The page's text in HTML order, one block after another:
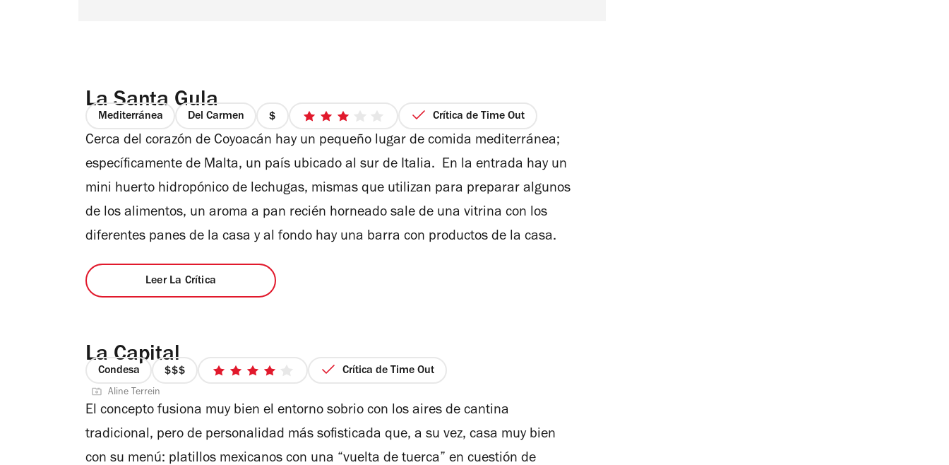
La Santa Gula
Mediterránea Del Carmen
precio
1
de
3
de
Crítica de Time Out
Cerca del corazón de Coyoacán hay un pequeño lugar de comida mediterránea;
específicamente de Malta, un país ubicado al sur de Italia. En la entrada hay un
mini huerto hidropónico de lechugas, mismas que utilizan para preparar algunos
de los alimentos, un aroma a pan recién horneado sale de una vitrina con los
diferentes panes de la casa y al fondo hay una barra con productos de la casa.
Leer La Crítica
La Capital
Condesa
precio
de
4
4
5
estrellas
Crítica de Time Out
Aline Terrein
El concepto fusiona muy bien el entorno sobrio con los aires de cantina
tradicional, pero de personalidad más sofisticada que, a su vez, casa muy bien
con su menú: platillos mexicanos con una “vuelta de tuerca” en cuestión de